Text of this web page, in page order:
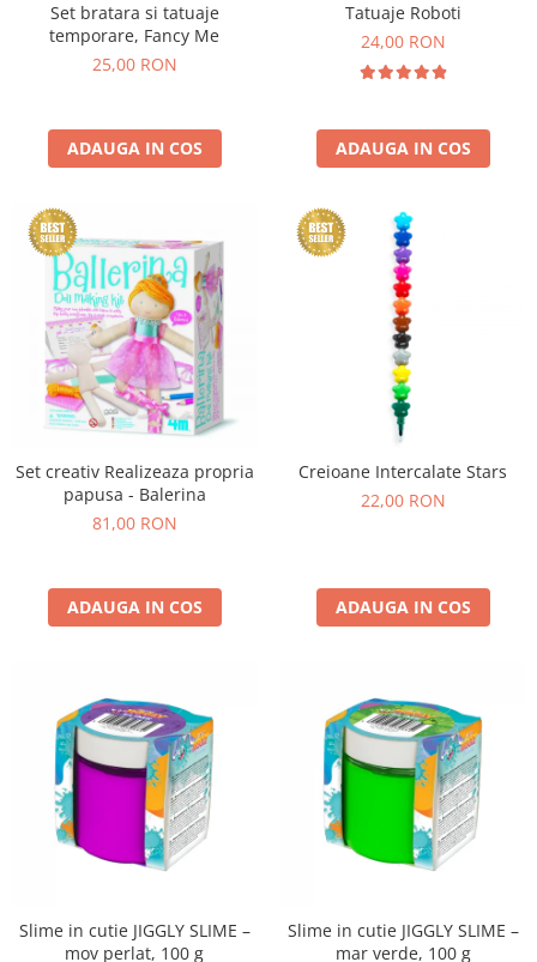
Set bratara si tatuaje
temporare, Fancy Me
25,00 RON
ADAUGA IN COS
Tatuaje Roboti
24,00 RON
ADAUGA IN COS
Set creativ Realizeaza propria
papusa - Balerina
81,00 RON
ADAUGA IN COS
Creioane Intercalate Stars
22,00 RON
ADAUGA IN COS
Slime in cutie JIGGLY SLIME –
mov perlat, 100 g
Slime in cutie JIGGLY SLIME –
mar verde, 100 g